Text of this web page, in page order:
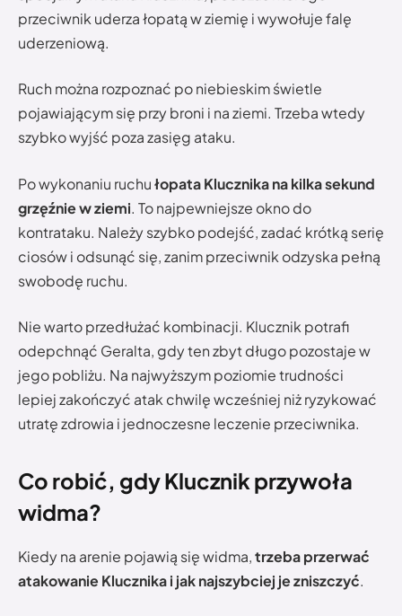
przeciwnik uderza łopatą w ziemię i wywołuje falę
uderzeniową.
Ruch można rozpoznać po niebieskim świetle
pojawiającym się przy broni i na ziemi. Trzeba wtedy
szybko wyjść poza zasięg ataku.
Po wykonaniu ruchułopata Klucznika na kilka sekund
grzęźnie w ziemi. To najpewniejsze okno do
kontrataku. Należy szybko podejść, zadać krótką serię
ciosów i odsunąć się, zanim przeciwnik odzyska pełną
swobodę ruchu.
Nie warto przedłużać kombinacji. Klucznik potrafi
odepchnąć Geralta, gdy ten zbyt długo pozostaje w
jego pobliżu. Na najwyższym poziomie trudności
lepiej zakończyć atak chwilę wcześniej niż ryzykować
utratę zdrowia i jednoczesne leczenie przeciwnika.
Co robić, gdy Klucznik przywoła
widma?
Kiedy na arenie pojawią się widma,trzeba przerwać
atakowanie Klucznika i jak najszybciej je zniszczyć.